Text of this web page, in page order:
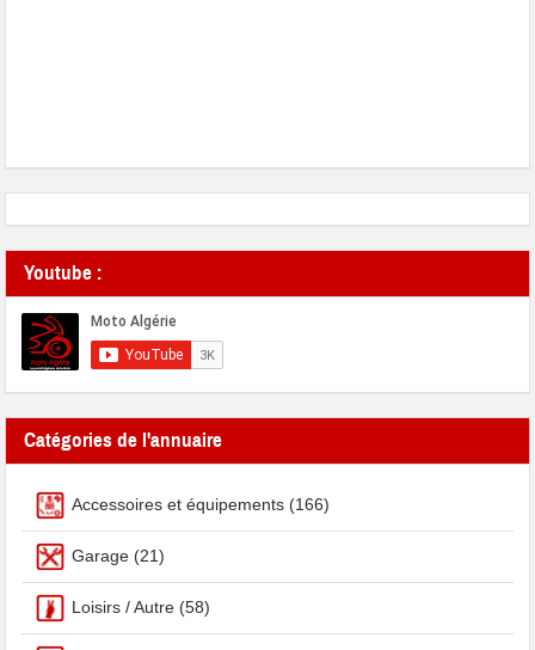
Youtube :
Catégories de l'annuaire
Accessoires et équipements (166)
Garage (21)
Loisirs / Autre (58)